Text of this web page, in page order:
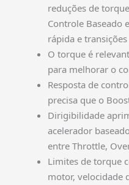
reduções de
Controle Baseado
rápida e
O torque é
para melhorar o
Resposta de
precisa que o
Dirigibilidade
acelerador
entre Throttle,
Limites de torque
motor, velocidade